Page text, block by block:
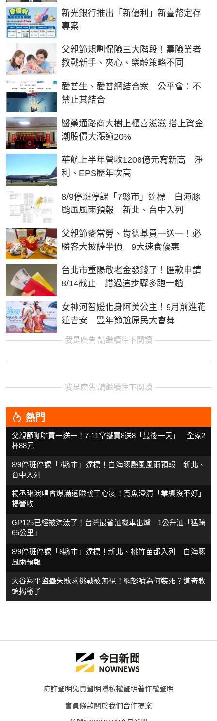
新光銀行推出「新優利」新臺幣定存
專案
父親節規劃保險三大階段！壽險業者
教戰新手、夾心、樂齡策略不同
愛普生、愛普網結合案 公平會：不
禁止其結合
醫藥通路商大樹上櫃喜滋滋 搭上資金
潮股價大漲逾20%
華航上半年營收1208億元寫新高 淨
利、EPS歷年次高
8/9停班停課「7縣市」達標！白海豚
颱風風雨預報 新北、台中入列
父親節麥當勞、肯德基買一送一！必
勝客大披薩半價 9大速食優惠
台北市重陽敬老金發錢了！匯款申請
8/14截止 錯過這步驟多跑一趟
女神河智媛化身阿美公主！9月前進花
蓮吉安 豐年節尬原民大會舞
我是廣告 請繼續往下閱讀
我是廣告 請繼續往下閱讀
熱門
父親節咖啡買一送一！7-11拿鐵買8送8「最後一天」 全家2
杯88元
8/9停班停課「7縣市」達標！白海豚颱風風雨預報 新北、
台中入列
楊丞琳演唱會爆滿還賺輸王心凌！寬魚澄清「業績沒不好」
揭營收
GP125已經被淘汰了！台灣最省油機車出爐 1公升油「猛騎
65公里」
8/9停班停課「8縣市」達標！新北、桃竹苗都入列 白海豚
風雨預報
大谷翔平盜壘失敗求挑戰被無視！網怒噴為何裝死？道奇教
頭揭秘了
防詐聲明免責聲明隱私權聲明著作權聲明
會員條款關於我們合作提案